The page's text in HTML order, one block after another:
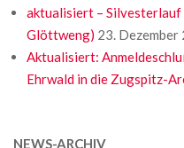
aktualisiert – Silvesterlauf
Glöttweng) 23. Dezember
Aktualisiert:
Ehrwald in die Zugspitz-
NEWS-ARCHIV